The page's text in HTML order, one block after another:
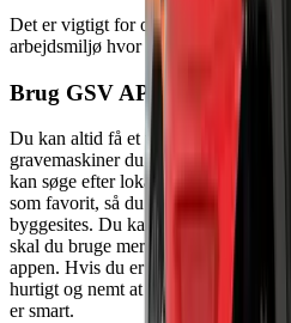
Det er vigtigt for os at hjælpe dig
arbejdsmiljø hvor sikkerhed og
Brug GSV APP
Du kan altid få et totalt overblik over
gravemaskiner du har lejet hos
kan søge efter lokationer og
som favorit, så du altid har en status
byggesites. Du kan finde
skal du bruge mere materiel kan du
appen. Hvis du er færdig med at
hurtigt og nemt at afmelde det igen.
er smart.